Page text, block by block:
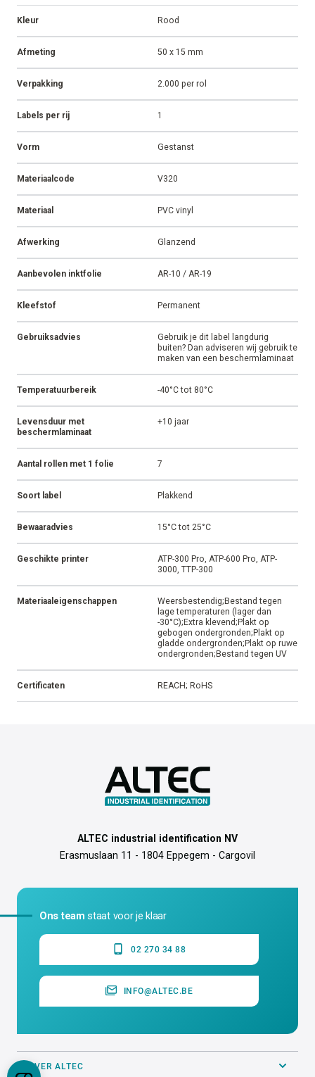
Kleur Rood
Afmeting 50 x 15 mm
Verpakking 2.000 per rol
Labels per rij 1
Vorm Gestanst
Materiaalcode V320
Materiaal PVC vinyl
Afwerking Glanzend
Aanbevolen inktfolie AR-10 / AR-19
Kleefstof Permanent
Gebruiksadvies
Gebruik je dit label langdurig
buiten? Dan adviseren wij gebruik te
maken van een beschermlaminaat
Temperatuurbereik -40°C tot 80°C
Levensduur met
beschermlaminaat
+10 jaar
Aantal rollen met 1 folie 7
Soort label Plakkend
Bewaaradvies 15°C tot 25°C
Geschikte printer
ATP-300 Pro, ATP-600 Pro, ATP-
3000, TTP-300
Materiaaleigenschappen
Weersbestendig;Bestand tegen
lage temperaturen (lager dan
-30°C);Extra klevend;Plakt op
gebogen ondergronden;Plakt op
gladde ondergronden;Plakt op ruwe
ondergronden;Bestand tegen UV
Certificaten REACH; RoHS
ALTEC industrial identification NV
Erasmuslaan 11 - 1804 Eppegem - Cargovil
Ons team staat voor je klaar
02 270 34 88
INFO@ALTEC.BE
OVER ALTEC